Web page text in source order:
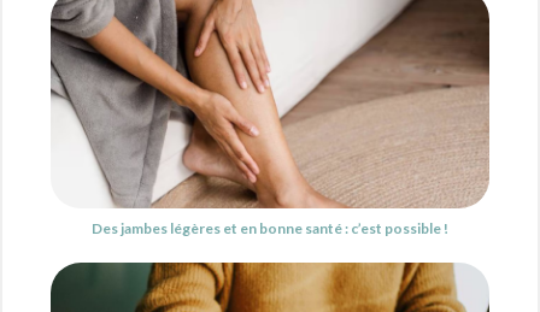
Des jambes légères et en bonne santé : c’est possible !